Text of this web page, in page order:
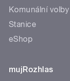
Komunální volby
Stanice
eShop
mujRozhlas